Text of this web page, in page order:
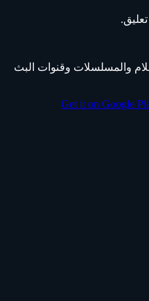
والمسلسلات وقنوات البث